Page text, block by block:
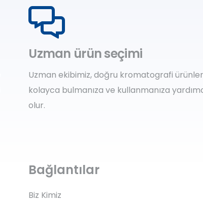
Uzman ürün seçimi
Uzman ekibimiz, doğru kromatografi
kolayca bulmanıza ve kullanmanıza
olur.
Bağlantılar
Biz Kimiz